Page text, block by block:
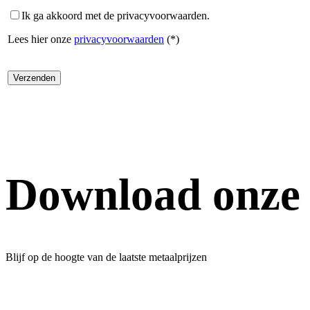
Ik ga akkoord met de privacyvoorwaarden.
Lees hier onze privacyvoorwaarden (*)
Download
Blijf op de hoogte van de laatste metaalprijzen